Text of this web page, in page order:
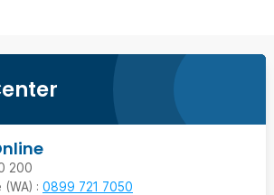
200
: 0899 721 7050